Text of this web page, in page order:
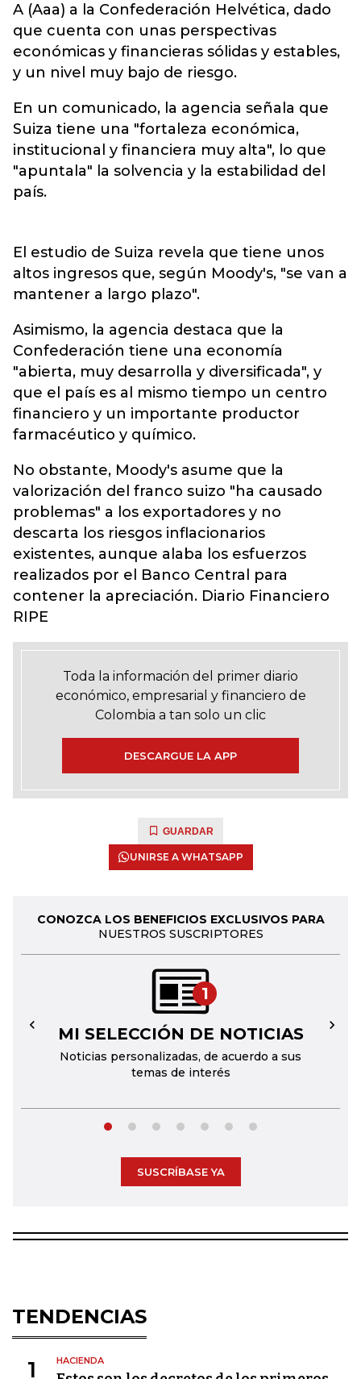
A (Aaa) a la Confederación Helvética, dado
que cuenta con unas perspectivas
económicas y financieras sólidas y estables,
y un nivel muy bajo de riesgo.
En un comunicado, la agencia señala que
Suiza tiene una "fortaleza económica,
institucional y financiera muy alta", lo que
"apuntala" la solvencia y la estabilidad del
país.
El estudio de Suiza revela que tiene unos
altos ingresos que, según Moody's, "se van a
mantener a largo plazo".
Asimismo, la agencia destaca que la
Confederación tiene una economía
"abierta, muy desarrolla y diversificada", y
que el país es al mismo tiempo un centro
financiero y un importante productor
farmacéutico y químico.
No obstante, Moody's asume que la
valorización del franco suizo "ha causado
problemas" a los exportadores y no
descarta los riesgos inflacionarios
existentes, aunque alaba los esfuerzos
realizados por el Banco Central para
contener la apreciación. Diario Financiero
RIPE
Toda la información del primer diario
económico, empresarial y financiero de
Colombia a tan solo un clic
DESCARGUE LA APP
GUARDAR
UNIRSE A WHATSAPP
CONOZCA LOS BENEFICIOS EXCLUSIVOS PARA
NUESTROS SUSCRIPTORES
1
MI SELECCIÓN DE NOTICIAS
Noticias personalizadas, de acuerdo a sus
temas de interés
← →
SUSCRÍBASE YA
TENDENCIAS
1 HACIENDA